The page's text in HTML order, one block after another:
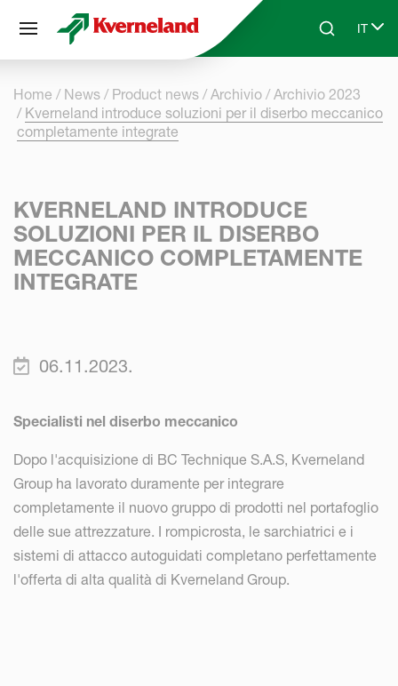
Skip to main contentSearchIT
Select
Home News Product news Archivio
Archivio 2023
Kverneland introduce soluzioni per il diserbo meccanico
completamente integrate
KVERNELAND INTRODUCE
SOLUZIONI PER IL DISERBO
MECCANICO COMPLETAMENTE
INTEGRATE
06.11.2023.
Specialisti nel diserbo meccanico
Dopo l'acquisizione di BC Technique S.A.S, Kverneland
Group ha lavorato duramente per integrare
completamente il nuovo gruppo di prodotti nel portafoglio
delle sue attrezzature. I rompicrosta, le sarchiatrici e i
sistemi di attacco autoguidati completano perfettamente
l'offerta di alta qualità di Kverneland Group.
Pannello di gestione dei cookies